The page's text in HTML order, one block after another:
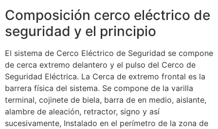
Composición cerco eléctrico de
seguridad y el principio
El sistema de Cerco Eléctrico de Seguridad se compone
de cerca extremo delantero y el pulso del Cerco de
Seguridad Eléctrica. La Cerca de extremo frontal es la
barrera física del sistema. Se compone de la varilla
terminal, cojinete de biela, barra de en medio, aislante,
alambre de aleación, retractor, signo y así
sucesivamente, Instalado en el perímetro de la zona de